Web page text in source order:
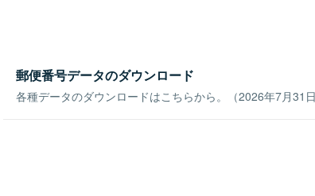
郵便番号データのダウンロード
各種データのダウンロードはこちらから。（2026年7月31日